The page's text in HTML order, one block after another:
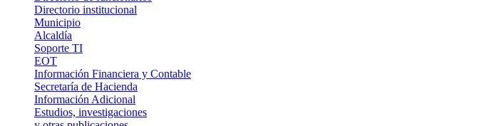
Directorio institucional
Municipio
Alcaldía
Soporte TI
EOT
Información Financiera y Contable
Secretaría de Hacienda
Información Adicional
Estudios, investigaciones